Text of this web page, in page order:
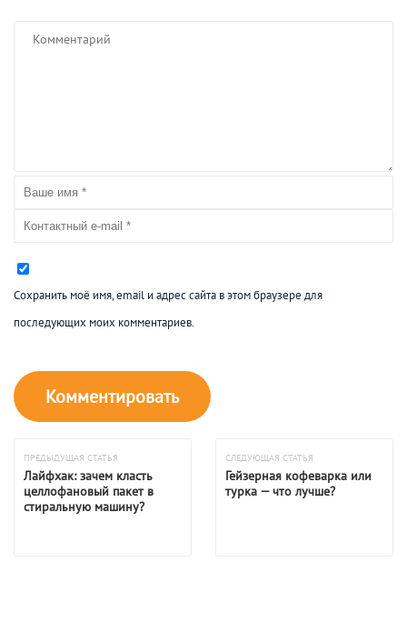
Сохранить моё имя, email и адрес сайта в этом браузере для
последующих моих комментариев.
ПРЕДЫДУЩАЯ СТАТЬЯ
Лайфхак: зачем класть
целлофановый пакет в
стиральную машину?
СЛЕДУЮЩАЯ СТАТЬЯ
Гейзерная кофеварка или
турка — что лучше?